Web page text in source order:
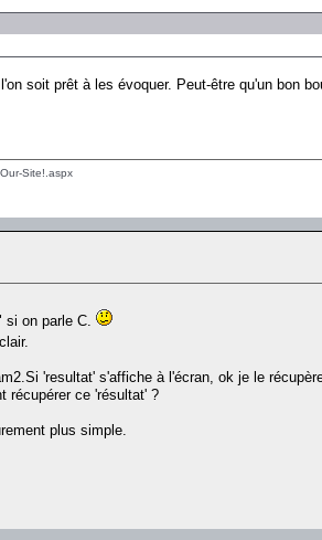
soit prêt à les évoquer. Peut-être qu'un bon
Site!.aspx
on parle C.
'resultat' s'affiche à l'écran, ok je le
récupérer ce 'résultat' ?
plus simple.